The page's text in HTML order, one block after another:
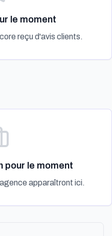
le moment
reçu d'avis clients.
pour le moment
apparaîtront ici.